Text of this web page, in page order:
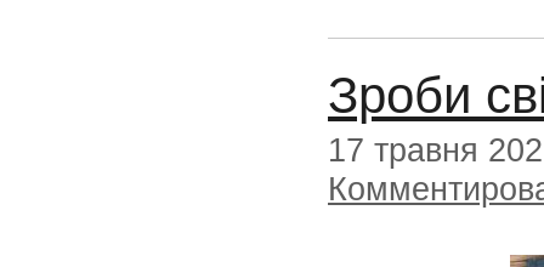
Зроби
17 травня